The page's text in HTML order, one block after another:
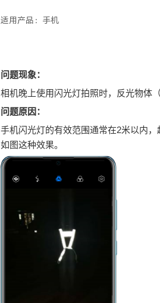
适用产品： 手机
问题现象：
相机晚上使用闪光灯拍照时，反光物体
问题原因：
手机闪光灯的有效范围通常在2米以内
如图这种效果。